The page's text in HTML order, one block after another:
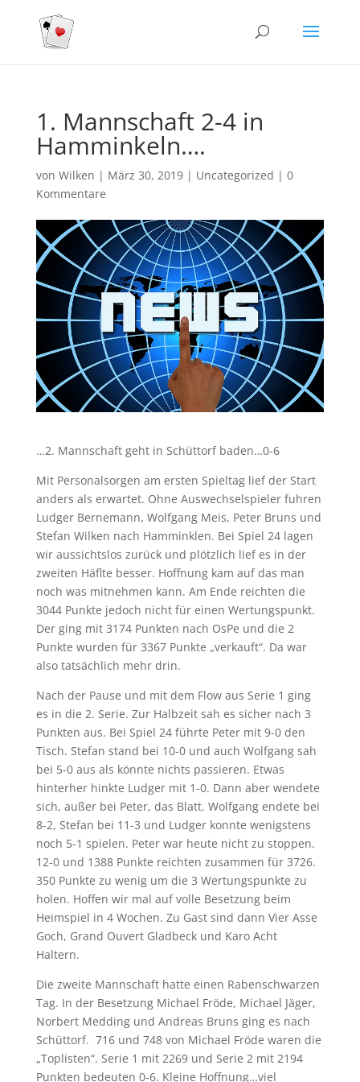
1. Mannschaft 2-4 in
Hamminkeln….
von Wilken | März 30, 2019| Uncategorized | 0
Kommentare
…2. Mannschaft geht in Schüttorf baden…0-6
Mit Personalsorgen am ersten Spieltag lief der Start
anders als erwartet. Ohne Auswechselspieler fuhren
Ludger Bernemann, Wolfgang Meis, Peter Bruns und
Stefan Wilken nach Hamminklen. Bei Spiel 24 lagen
wir aussichtslos zurück und plötzlich lief es in der
zweiten Häflte besser. Hoffnung kam auf das man
noch was mitnehmen kann. Am Ende reichten die
3044 Punkte jedoch nicht für einen Wertungspunkt.
Der ging mit 3174 Punkten nach OsPe und die 2
Punkte wurden für 3367 Punkte „verkauft“. Da war
also tatsächlich mehr drin.
Nach der Pause und mit dem Flow aus Serie 1 ging
es in die 2. Serie. Zur Halbzeit sah es sicher nach 3
Punkten aus. Bei Spiel 24 führte Peter mit 9-0 den
Tisch. Stefan stand bei 10-0 und auch Wolfgang sah
bei 5-0 aus als könnte nichts passieren. Etwas
hinterher hinkte Ludger mit 1-0. Dann aber wendete
sich, außer bei Peter, das Blatt. Wolfgang endete bei
8-2, Stefan bei 11-3 und Ludger konnte wenigstens
noch 5-1 spielen. Peter war heute nicht zu stoppen.
12-0 und 1388 Punkte reichten zusammen für 3726.
350 Punkte zu wenig um die 3 Wertungspunkte zu
holen. Hoffen wir mal auf volle Besetzung beim
Heimspiel in 4 Wochen. Zu Gast sind dann Vier Asse
Goch, Grand Ouvert Gladbeck und Karo Acht
Haltern.
Die zweite Mannschaft hatte einen Rabenschwarzen
Tag. In der Besetzung Michael Fröde, Michael Jäger,
Norbert Medding und Andreas Bruns ging es nach
Schüttorf. 716 und 748 von Michael Fröde waren die
„Toplisten“. Serie 1 mit 2269 und Serie 2 mit 2194
Punkten bedeuten 0-6. Kleine Hoffnung…viel